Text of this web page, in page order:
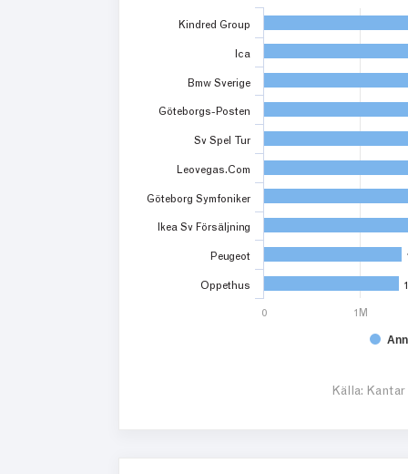
Kindred Group
Ica
Bmw Sverige
Göteborgs-Posten
Sv Spel Tur
Leovegas.Com
Göteborg Symfoniker
Ikea Sv Försäljning
Peugeot
Oppethus
0 1M
Källa: Kantar